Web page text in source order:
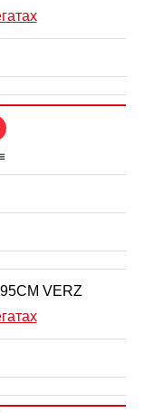
VERZ